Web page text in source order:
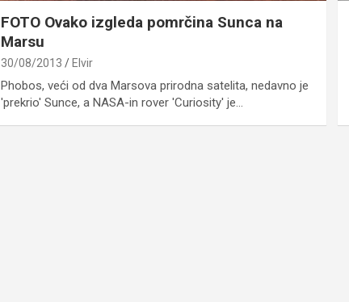
FOTO Ovako izgleda pomrčina Sunca na
Marsu
30/08/2013 Elvir
Phobos, veći od dva Marsova prirodna satelita, nedavno je
'prekrio' Sunce, a NASA-in rover 'Curiosity' je…